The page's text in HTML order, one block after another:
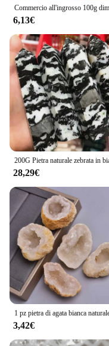
6,13€
28,29€
3,42€